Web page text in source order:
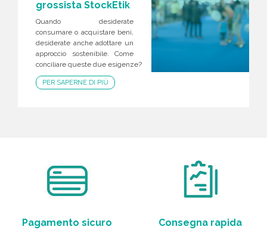
grossista StockEtik
Quando desiderate
consumare o acquistare beni,
desiderate anche adottare un
approccio sostenibile. Come
conciliare queste due esigenze?
PER SAPERNE DI PIÙ
Pagamento sicuro Consegna rapida